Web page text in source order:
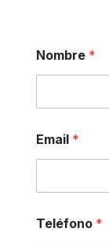
Nombre *
r
e
p
s
t
Email *
Teléfono *